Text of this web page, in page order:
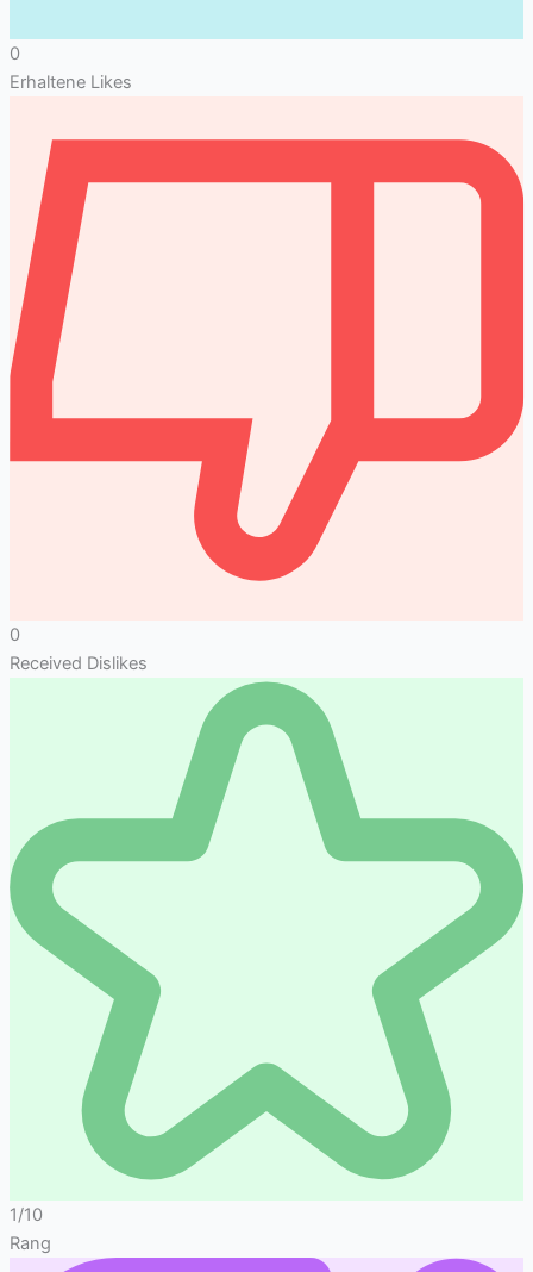
0
Erhaltene Likes
0
Received Dislikes
1/10
Rang